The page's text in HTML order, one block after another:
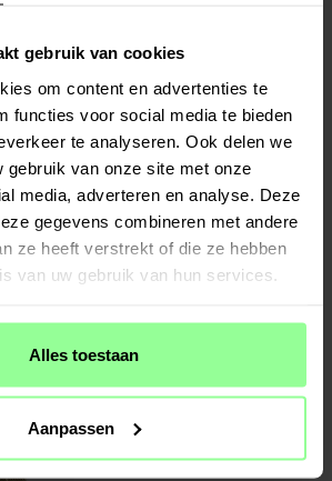
gebruik van cookies
om content en advertenties te
functies voor social media te bieden
te analyseren. Ook delen we
gebruik van onze site met onze
media, adverteren en analyse. Deze
gegevens combineren met andere
ze heeft verstrekt of die ze hebben
van uw gebruik van hun services.
Alles toestaan
Aanpassen
Op voorraad